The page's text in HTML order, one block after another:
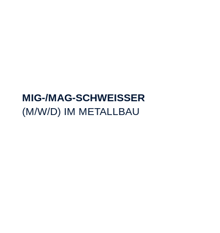
MIG-/MAG-SCHWEISSER
(M/W/D) IM METALLBAU